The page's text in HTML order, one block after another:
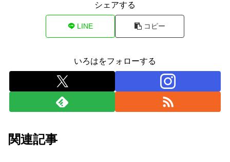
シェアする
LINE コピー
いろはをフォローする
関連記事